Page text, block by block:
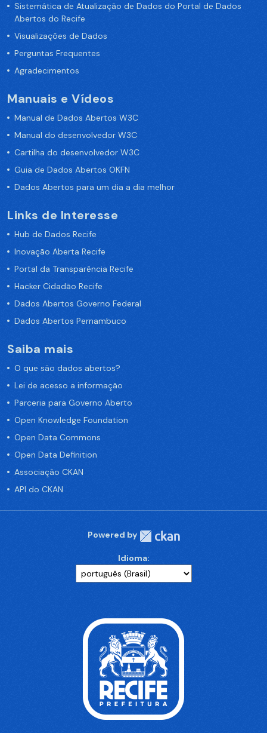
Sistemática de Atualização de Dados do Portal de Dados
Abertos do Recife
Visualizações de Dados
Perguntas Frequentes
Agradecimentos
Manuais e Vídeos
Manual de Dados Abertos W3C
Manual do desenvolvedor W3C
Cartilha do desenvolvedor W3C
Guia de Dados Abertos OKFN
Dados Abertos para um dia a dia melhor
Links de Interesse
Hub de Dados Recife
Inovação Aberta Recife
Portal da Transparência Recife
Hacker Cidadão Recife
Dados Abertos Governo Federal
Dados Abertos Pernambuco
Saiba mais
O que são dados abertos?
Lei de acesso a informação
Parceria para Governo Aberto
Open Knowledge Foundation
Open Data Commons
Open Data Definition
Associação CKAN
API do CKAN
Powered by
Idioma